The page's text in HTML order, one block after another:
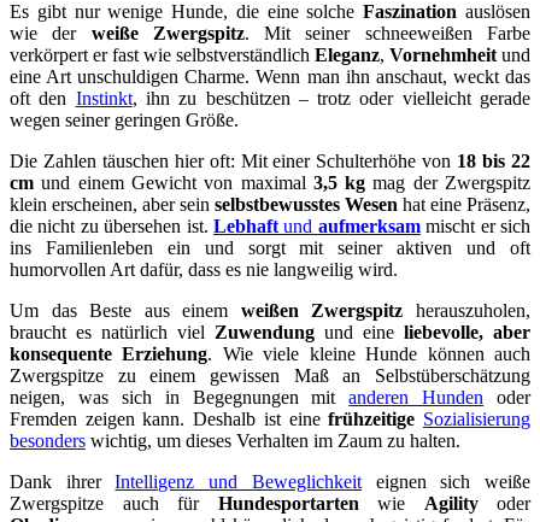
Es gibt nur wenige Hunde, die eine solcheFaszination auslösen
wie der weiße Zwergspitz. Mit seiner schneeweißen Farbe
verkörpert er fast wie selbstverständlich Eleganz, Vornehmheit und
eine Art unschuldigen Charme. Wenn man ihn anschaut, weckt das
oft den Instinkt, ihn zu beschützen – trotz oder vielleicht gerade
wegen seiner geringen Größe.
Die Zahlen täuschen hier oft: Mit einer Schulterhöhe von 18 bis 22
cm und einem Gewicht von maximal 3,5 kg mag der Zwergspitz
klein erscheinen, aber sein selbstbewusstes Wesen hat eine Präsenz,
die nicht zu übersehen ist. Lebhaft und aufmerksammischt er sich
ins Familienleben ein und sorgt mit seiner aktiven und oft
humorvollen Art dafür, dass es nie langweilig wird.
Um das Beste aus einem weißen Zwergspitz herauszuholen,
braucht es natürlich viel Zuwendung und eine liebevolle, aber
konsequente Erziehung. Wie viele kleine Hunde können auch
Zwergspitze zu einem gewissen Maß an Selbstüberschätzung
neigen, was sich in Begegnungen mitanderen Hunden oder
Fremden zeigen kann. Deshalb ist einefrühzeitige Sozialisierung
besonders wichtig, um dieses Verhalten im Zaum zu halten.
Dank ihrerIntelligenz und Beweglichkeiteignen sich weiße
Zwergspitze auch für Hundesportarten wie Agilityoder